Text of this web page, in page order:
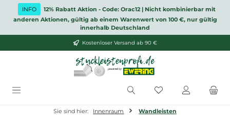
Zum Hauptinhalt springen
INFO
12% Rabatt Aktion - Code: Orac12 | Nicht kombinierbar mit
anderen Aktionen, gültig ab einem Warenwert von 100 €, nur gültig
innerhalb Deutschland
Kostenloser Versand ab 90 €
Du hast 0
Sie sind hier: Innenraum Wandleisten